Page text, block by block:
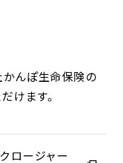
んぽ生命保険の
けます。
ロージャー